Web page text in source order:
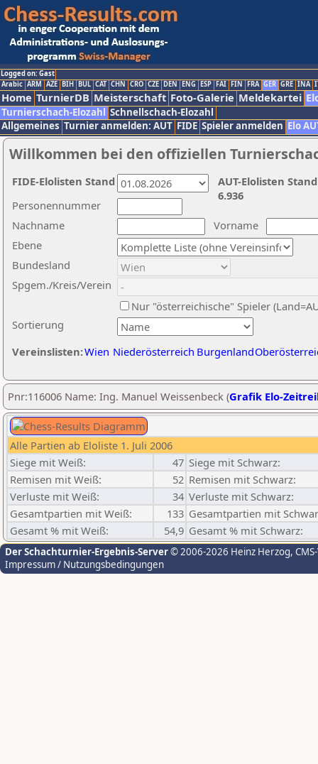
Logged on: Gast
Arabic ARM AZE BIH BUL CAT CHN CRO CZE DEN ENG ESP FAI FIN FRA GER GRE INA
Home TurnierDB Meisterschaft Foto-Galerie Meldekartei
Turnierschach-Elozahl Schnellschach-Elozahl
Allgemeines Turnier anmelden: AUT FIDE Spieler anmelden Elo
Willkommen bei den offiziellen
Nachname
Vorname
Ebene
Sortierung
Personennummer
Bundesland
Spgem./Kreis/Verein
Nur "österreichische" Spieler
Vereinslisten:Wien Niederösterreich Burgenland
AUT-Elolisten
6.936
FIDE-Elolisten Stand
Pnr:116006 Name: Ing. Manuel Weissenbeck (Grafik Elo-
Alle Partien ab Eloliste 1. Juli 2006
Siege mit Weiß:
47 Siege mit Schwarz:
Remisen mit Weiß:
52 Remisen mit Schwarz:
Verluste mit Weiß:
34 Verluste mit Schwarz:
Gesamtpartien mit Weiß:
133 Gesamtpartien mit
Gesamt % mit Weiß:
54,9 Gesamt % mit Schwarz:
Der Schachturnier-Ergebnis-Server© 2006-2026 Heinz Herzog,
Impressum / Nutzungsbedingungen